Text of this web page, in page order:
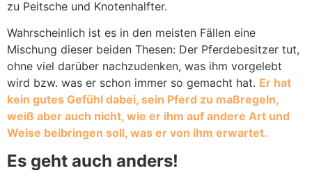
zu Peitsche und Knotenhalfter.
Wahrscheinlich ist es in den meisten Fällen eine
Mischung dieser beiden Thesen: Der Pferdebesitzer tut,
ohne viel darüber nachzudenken, was ihm vorgelebt
wird bzw. was er schon immer so gemacht hat. Er hat
kein gutes Gefühl dabei, sein Pferd zu maßregeln,
weiß aber auch nicht, wie er ihm auf andere Art und
Weise beibringen soll, was er von ihm erwartet.
Es geht auch anders!